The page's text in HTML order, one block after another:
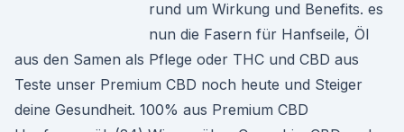
rund um Wirkung und Benefits. es
nun die Fasern für Hanfseile, Öl
aus den Samen als Pflege oder THC und CBD aus
Teste unser Premium CBD noch heute und Steiger
deine Gesundheit. 100% aus Premium CBD